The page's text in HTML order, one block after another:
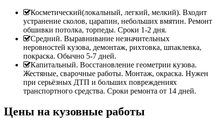
Косметический(локальный, легкий, мелкий). Входит
устранение сколов, царапин, небольших вмятин. Ремонт
обшивки потолка, торпеды. Сроки 1-2 дня.
Средний. Выравнивание незначительных
неровностей кузова, демонтаж, рихтовка, шпаклевка,
покраска. Обычно 5-7 дней.
Капитальный. Восстановление геометрии кузова.
Жестяные, сварочные работы. Монтаж, окраска. Нужен
при серьёзных ДТП и больших повреждениях
транспортного средства. Сроки ремонта от 14 дней.
Цены на кузовные работы